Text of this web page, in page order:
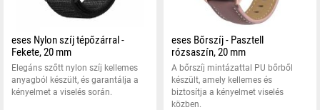
eses Nylon szíj tépőzárral -
Fekete, 20 mm
Elegáns szőtt nylon szíj kellemes
anyagból készült, és garantálja a
kényelmet a viselés során.
eses Bőrszíj - Pasztell
rózsaszín, 20 mm
A bőrszíj mintázattal PU bőrből
készült, amely kellemes és
biztosítja a kényelmet viselés
közben.